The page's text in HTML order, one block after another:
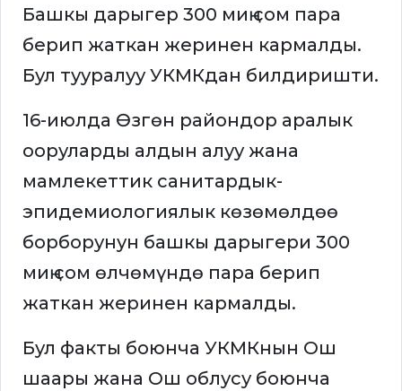
Башкы дарыгер 300 миң сом пара
берип жаткан жеринен кармалды.
Бул тууралуу УКМКдан билдиришти.
16-июлда Өзгөн райондор аралык
ооруларды алдын алуу жана
мамлекеттик санитардык-
эпидемиологиялык көзөмөлдөө
борборунун башкы дарыгери 300
миң сом өлчөмүндө пара берип
жаткан жеринен кармалды.
Бул факты боюнча УКМКнын Ош
шаары жана Ош облусу боюнча